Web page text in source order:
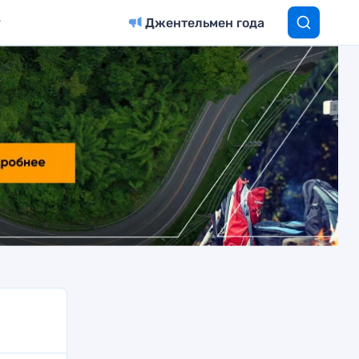
Джентельмен года